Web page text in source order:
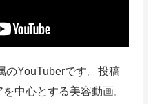
のYouTuberです。投稿
中心とする美容動画。
投稿